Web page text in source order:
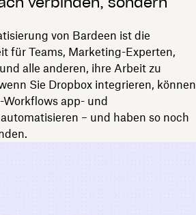
von Bardeen ist die
für Teams, Marketing-Experten,
alle anderen, ihre Arbeit zu
Sie Dropbox integrieren, können
app- und
– und haben so noch